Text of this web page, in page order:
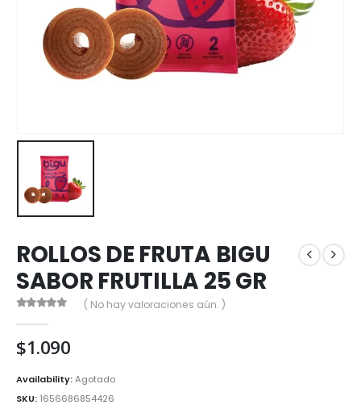
ROLLOS DE FRUTA BIGU
SABOR FRUTILLA 25 GR
( No hay valoraciones aún. )
$1.090
Availability:Agotado
SKU: 1656686854426